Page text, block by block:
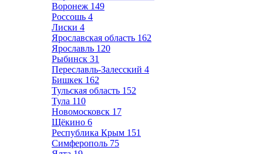
Воронеж 149
Россошь 4
Лиски 4
Ярославская область 162
Ярославль 120
Рыбинск 31
Переславль-Залесский 4
Бишкек 162
Тульская область 152
Тула 110
Новомосковск 17
Щёкино 6
Республика Крым 151
Симферополь 75